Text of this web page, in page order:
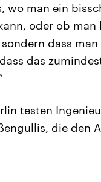
wo man ein
oder ob man
dass
das
testen
die den